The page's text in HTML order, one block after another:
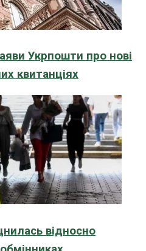
Укрпошти про нові
квитанціях
відносно